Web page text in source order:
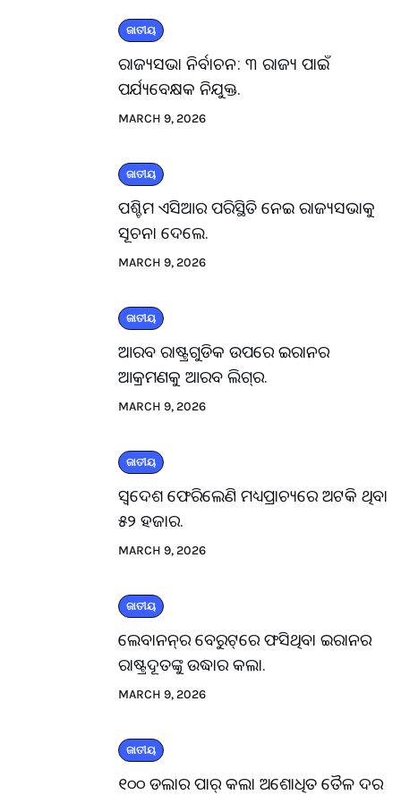
ଜାତୀୟ
ରାଜ୍ୟସଭା ନିର୍ବାଚନ: ୩ ରାଜ୍ୟ ପାଇଁ
ପର୍ଯ୍ୟବେକ୍ଷକ ନିଯୁକ୍ତ.
MARCH 9, 2026
ଜାତୀୟ
ପଶ୍ଚିମ ଏସିଆର ପରିସ୍ଥିତି ନେଇ ରାଜ୍ୟସଭାକୁ
ସୂଚନା ଦେଲେ.
MARCH 9, 2026
ଜାତୀୟ
ଆରବ ରାଷ୍ଟ୍ରଗୁଡିକ ଉପରେ ଇରାନର
ଆକ୍ରମଣକୁ ଆରବ ଲିଗ୍‌ର.
MARCH 9, 2026
ଜାତୀୟ
ସ୍ବଦେଶ ଫେରିଲେଣି ମଧ୍ୟପ୍ରାଚ୍ୟରେ ଅଟକି ଥିବା
୫୨ ହଜାର.
MARCH 9, 2026
ଜାତୀୟ
ଲେବାନନ୍‌ର ବେରୁଟ୍‌ରେ ଫସିଥିବା ଇରାନର
ରାଷ୍ଟ୍ରଦୂତଙ୍କୁ ଉଦ୍ଧାର କଲା.
MARCH 9, 2026
ଜାତୀୟ
୧୦୦ ଡଲାର ପାର୍ କଲା ଅଶୋଧିତ ତୈଳ ଦର